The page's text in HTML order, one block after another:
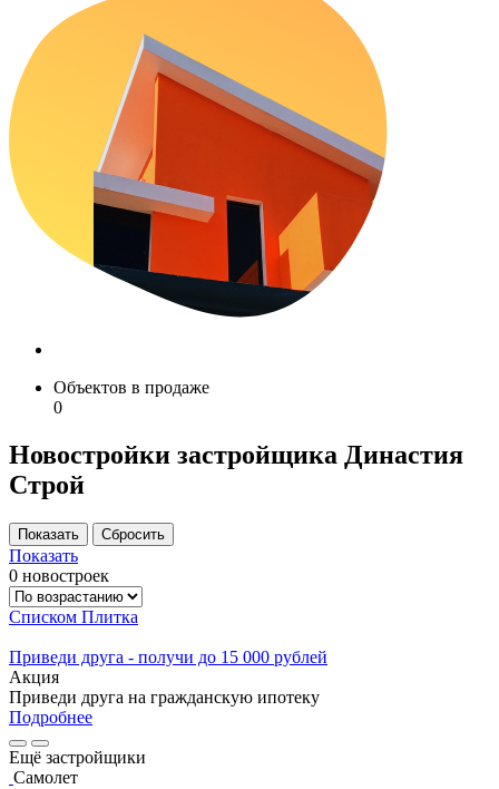
Объектов в продаже
0
Новостройки застройщика Династия
Строй
Показать
0 новостроек
Списком Плитка
Приведи друга - получи до 15 000 рублей
Акция
Приведи друга на гражданскую ипотеку
Подробнее
Ещё застройщики
Самолет